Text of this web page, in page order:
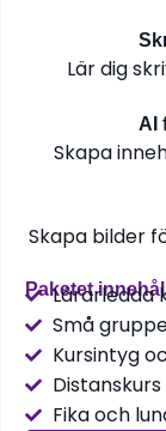
Lär dig
AI
Skapa
Skapa bilder
Paketet
Lärarledda
Små
Kursintyg
Fika och